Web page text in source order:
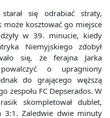
się odrabiać straty,
kosztować go miejsce
w 39. minucie, kiedy
Niemyjskiego zdobył
się, że ferajna Jarka
o upragniony
do grającego węższą
zespołu FC Depserados. W
skompletował dublet,
3:1. Zaledwie dwie minuty